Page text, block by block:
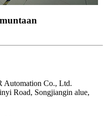
Automation Co., Ltd.
Road, Songjiangin alue,